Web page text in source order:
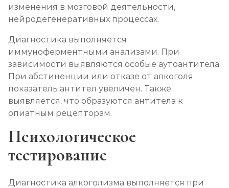
изменения в мозговой деятельности,
нейродегенеративных процессах.
Диагностика выполняется
иммуноферментными анализами. При
зависимости выявляются особые аутоантитела.
При абстиненции или отказе от алкоголя
показатель антител увеличен. Также
выявляется, что образуются антитела к
опиатным рецепторам.
Психологическое
тестирование
Диагностика алкоголизма выполняется при